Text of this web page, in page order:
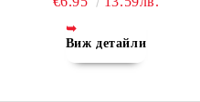
Виж детайли